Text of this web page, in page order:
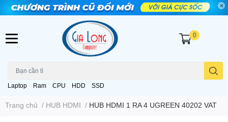
Laptop Ram CPU HDD SSD
0
Trang chủ / HUB HDMI / HUB HDMI 1 RA 4 UGREEN 40202 VAT